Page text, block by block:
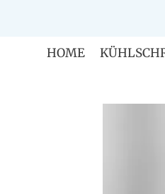
springenHOME